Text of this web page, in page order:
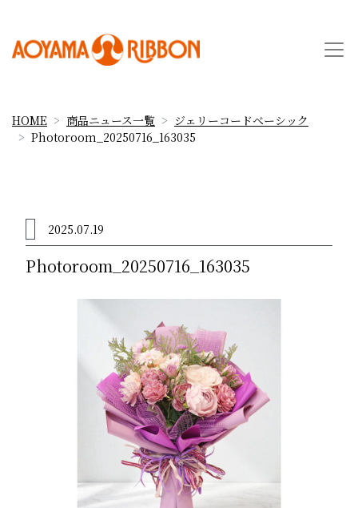
HOME 商品ニュース一覧
ジェリーコードベーシック
Photoroom_20250716_163035
2025.07.19
Photoroom_20250716_163035